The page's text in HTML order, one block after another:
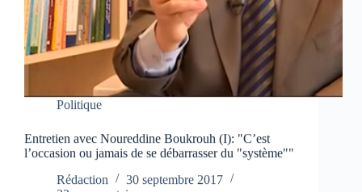
Politique
Entretien avec Noureddine Boukrouh (I): "C’est
l’occasion ou jamais de se débarrasser du "système""
Rédaction
30 septembre 2017